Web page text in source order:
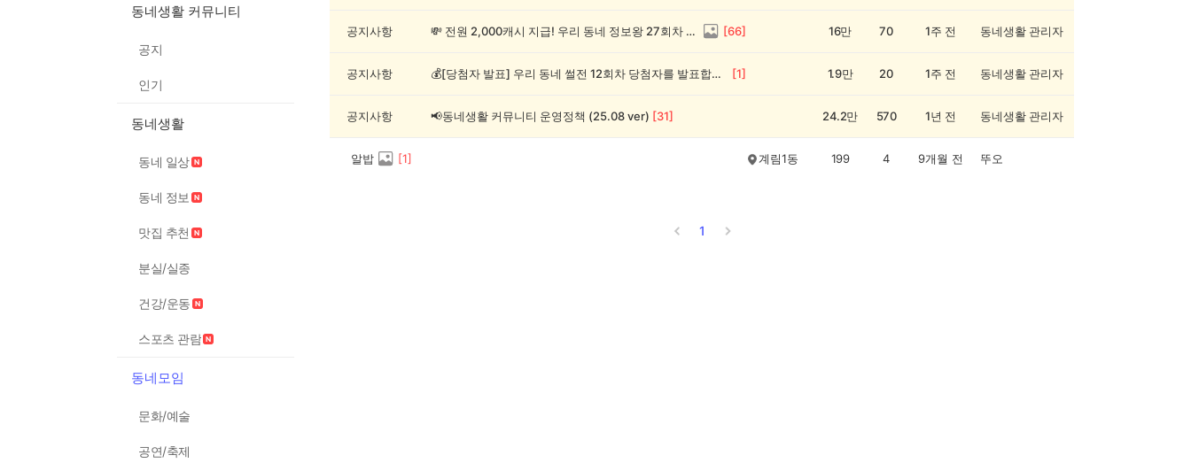
동네생활 커뮤니티
공지
인기
동네생활
동네 일상
동네 정보
맛집 추천
분실/실종
건강/운동
스포츠 관람
동네모임
문화/예술
공연/축제
공지사항 💸 전원 2,000캐시 지급! 우리 동네 정보왕 27회차 (~8/10) [66] 16만 70 1주 전 동네생활 관리자
공지사항 💰[당첨자 발표] 우리 동네 썰전 12회차 당첨자를 발표합니다! [1] 1.9만 20 1주 전 동네생활 관리자
공지사항 📢동네생활 커뮤니티 운영정책 (25.08 ver) [31] 24.2만 570 1년 전 동네생활 관리자
알밥 [1] 계림1동 199 4 9개월 전 뚜오
1